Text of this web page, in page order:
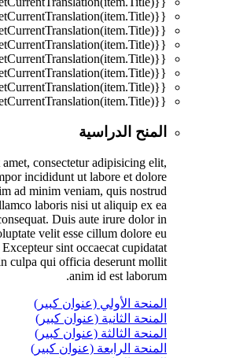
{{mmc.getCurrentTranslation(item.Title)}}
{{mmc.getCurrentTranslation(item.Title)}}
{{mmc.getCurrentTranslation(item.Title)}}
{{mmc.getCurrentTranslation(item.Title)}}
{{mmc.getCurrentTranslation(item.Title)}}
{{mmc.getCurrentTranslation(item.Title)}}
{{mmc.getCurrentTranslation(item.Title)}}
المنح الدراسية
consectetur adipisicing elit,
incididunt ut labore et dolore
ad minim veniam, quis nostrud
laboris nisi ut aliquip ex ea
Duis aute irure dolor in
velit esse cillum dolore eu
sint occaecat cupidatat
culpa qui officia deserunt mollit
anim id est laborum.
المنحة الأولي (عنوان كبير)
المنحة الثانية (عنوان كبير)
المنحة الثالثة (عنوان كبير)
المنحة الرابعة (عنوان كبير)